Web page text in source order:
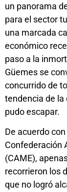
un panorama
para el sector
una marcada
económico
paso a la
Güemes se
concurrido de
tendencia de la
pudo escapar.
De acuerdo
Confederación
(CAME),
recorrieron los
que no logró